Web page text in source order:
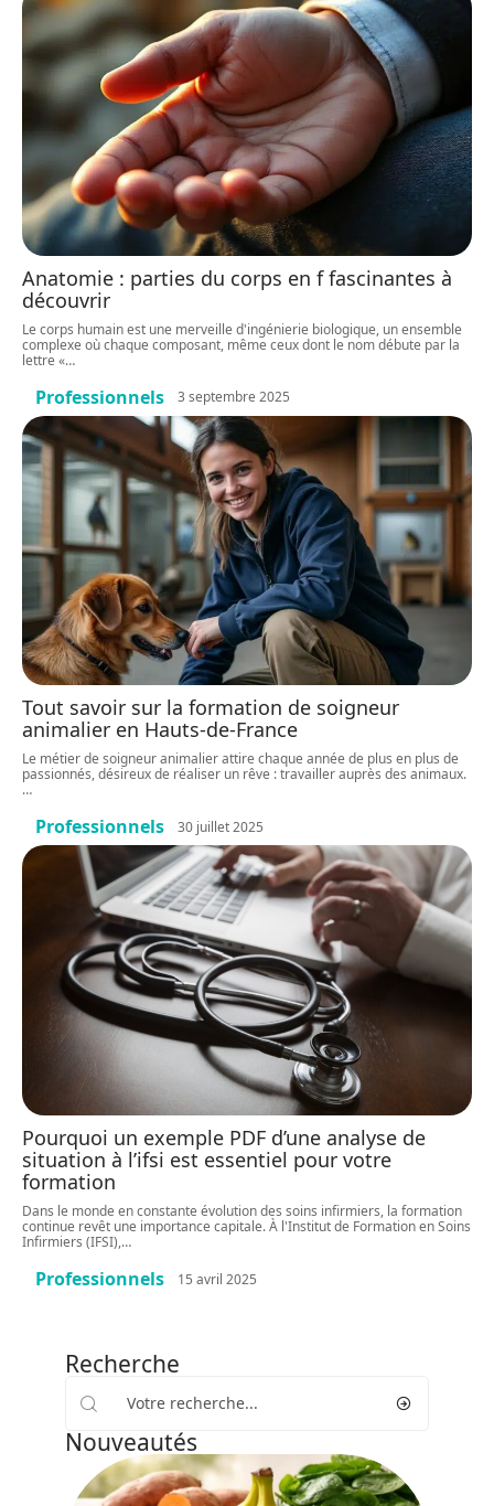
Anatomie : parties du corps en f fascinantes à
découvrir
Le corps humain est une merveille d'ingénierie biologique, un ensemble
complexe où chaque composant, même ceux dont le nom débute par la
lettre «…
Professionnels 3 septembre 2025
Tout savoir sur la formation de soigneur
animalier en Hauts-de-France
Le métier de soigneur animalier attire chaque année de plus en plus de
passionnés, désireux de réaliser un rêve : travailler auprès des animaux.
…
Professionnels 30 juillet 2025
Pourquoi un exemple PDF d’une analyse de
situation à l’ifsi est essentiel pour votre
formation
Dans le monde en constante évolution des soins infirmiers, la formation
continue revêt une importance capitale. À l'Institut de Formation en Soins
Infirmiers (IFSI),…
Professionnels 15 avril 2025
Recherche
Nouveautés